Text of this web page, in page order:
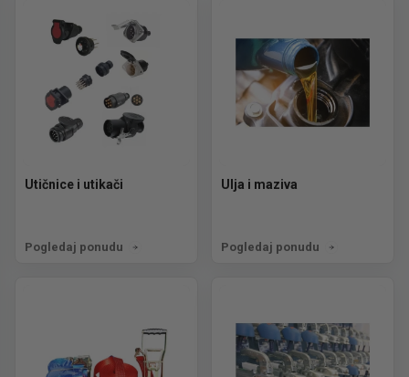
Utičnice i utikači
Pogledaj ponudu
Ulja i maziva
Pogledaj ponudu